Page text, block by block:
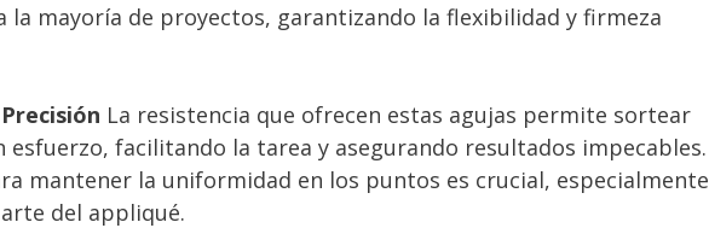
la mayoría de proyectos, garantizando la flexibilidad y firmeza
La resistencia que ofrecen estas agujas permite sortear
esfuerzo, facilitando la tarea y asegurando resultados impecables.
mantener la uniformidad en los puntos es crucial, especialmente
del appliqué.